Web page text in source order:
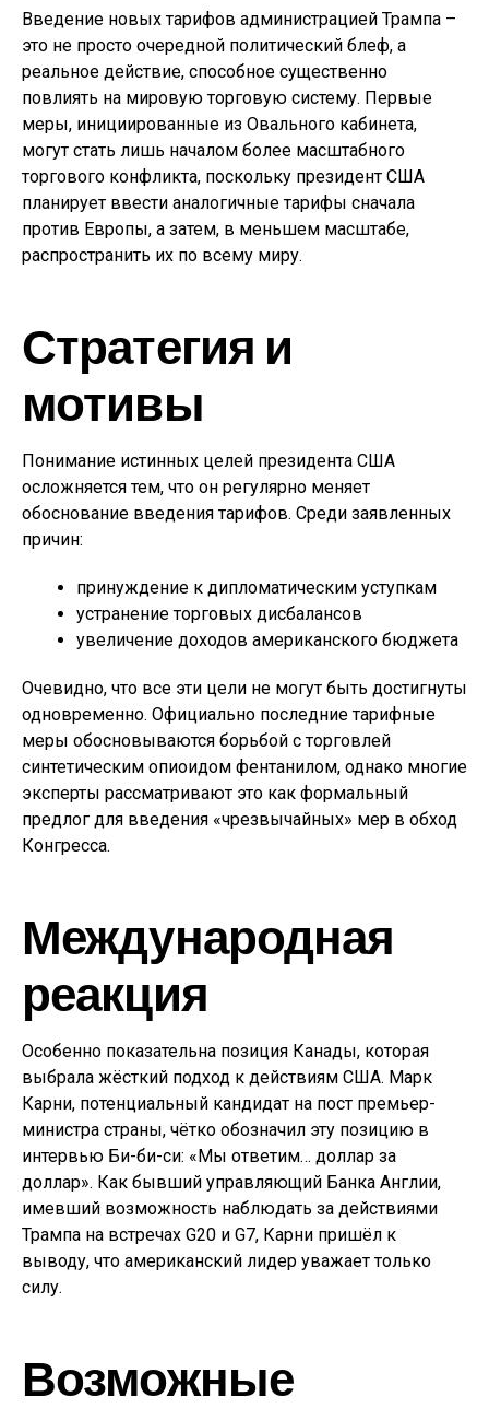
Введение новых тарифов администрацией Трампа –
это не просто очередной политический блеф, а
реальное действие, способное существенно
повлиять на мировую торговую систему. Первые
меры, инициированные из Овального кабинета,
могут стать лишь началом более масштабного
торгового конфликта, поскольку президент США
планирует ввести аналогичные тарифы сначала
против Европы, а затем, в меньшем масштабе,
распространить их по всему миру.
Стратегия и
мотивы
Понимание истинных целей президента США
осложняется тем, что он регулярно меняет
обоснование введения тарифов. Среди заявленных
причин:
принуждение к дипломатическим уступкам
устранение торговых дисбалансов
увеличение доходов американского бюджета
Очевидно, что все эти цели не могут быть достигнуты
одновременно. Официально последние тарифные
меры обосновываются борьбой с торговлей
синтетическим опиоидом фентанилом, однако многие
эксперты рассматривают это как формальный
предлог для введения «чрезвычайных» мер в обход
Конгресса.
Международная
реакция
Особенно показательна позиция Канады, которая
выбрала жёсткий подход к действиям США. Марк
Карни, потенциальный кандидат на пост премьер-
министра страны, чётко обозначил эту позицию в
интервью Би-би-си: «Мы ответим… доллар за
доллар». Как бывший управляющий Банка Англии,
имевший возможность наблюдать за действиями
Трампа на встречах G20 и G7, Карни пришёл к
выводу, что американский лидер уважает только
силу.
Возможные